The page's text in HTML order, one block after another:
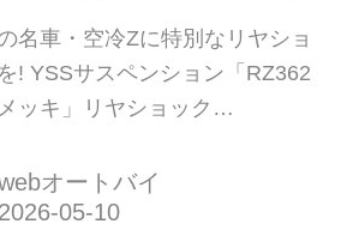
名車・空冷Zに特別なリヤショ
! YSSサスペンション「RZ362
ッキ」リヤショック
レジェンズ』が各社の注目の新
紹介します。今回は YSSサスペ
オートバイ